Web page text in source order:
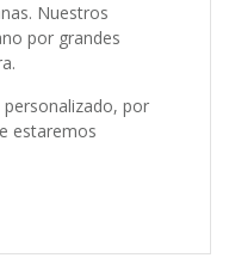
Nuestros
por grandes
por
estaremos